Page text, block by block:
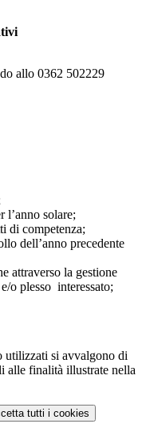
allo 0362 502229
l’anno solare;
di competenza;
dell’anno precedente
attraverso la gestione
o plesso interessato;
utilizzati si avvalgono di
alle finalità illustrate nella
tutti i cookies